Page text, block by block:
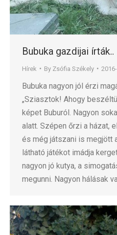
Bubuka gazdijai írták..
Hírek By Zsófia Székely
Bubuka nagyon jól érzi
„Sziasztok! Ahogy
képet Buburól. Nagyon
alatt. Szépen őrzi a házat,
és még játszani is megjött
látható játékot imádja
nagyon jó kutya, a
megunni. Nagyon hálásak